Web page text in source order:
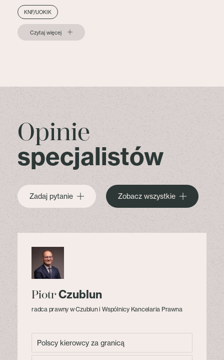
KNF/UOKIK
Czytaj więcej
Opinie
specjalistów
Zadaj pytanie Zobacz wszystkie
PiotrCzublun
radca prawny w Czublun i Wspólnicy Kancelaria Prawna
Polscy kierowcy za granicą